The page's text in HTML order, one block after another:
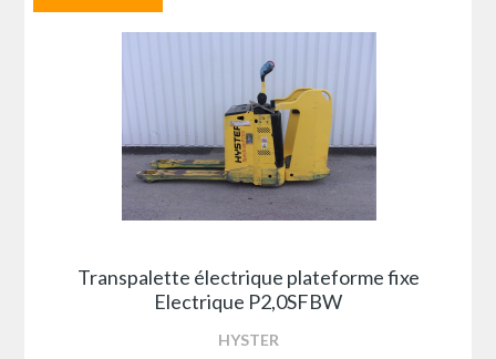
Transpalette électrique plateforme fixe
Electrique P2,0SFBW
HYSTER